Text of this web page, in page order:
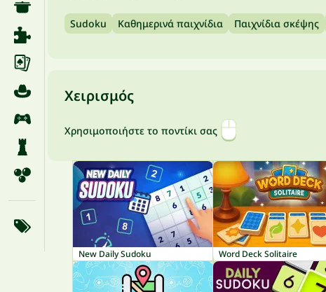
Sudoku Καθημερινά παιχνίδια Παιχνίδια σκέψης
Χειρισμός
Χρησιμοποιήστε το ποντίκι σας
New Daily Sudoku Word Deck Solitaire